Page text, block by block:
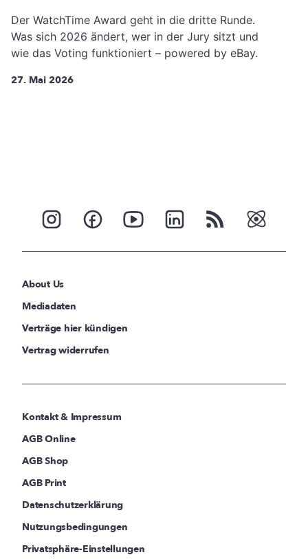
Der WatchTime Award geht in die dritte Runde.
Was sich 2026 ändert, wer in der Jury sitzt und
wie das Voting funktioniert – powered by eBay.
27. Mai 2026
About Us
Mediadaten
Verträge hier kündigen
Vertrag widerrufen
Kontakt & Impressum
AGB Online
AGB Shop
AGB Print
Datenschutzerklärung
Nutzungsbedingungen
Privatsphäre-Einstellungen